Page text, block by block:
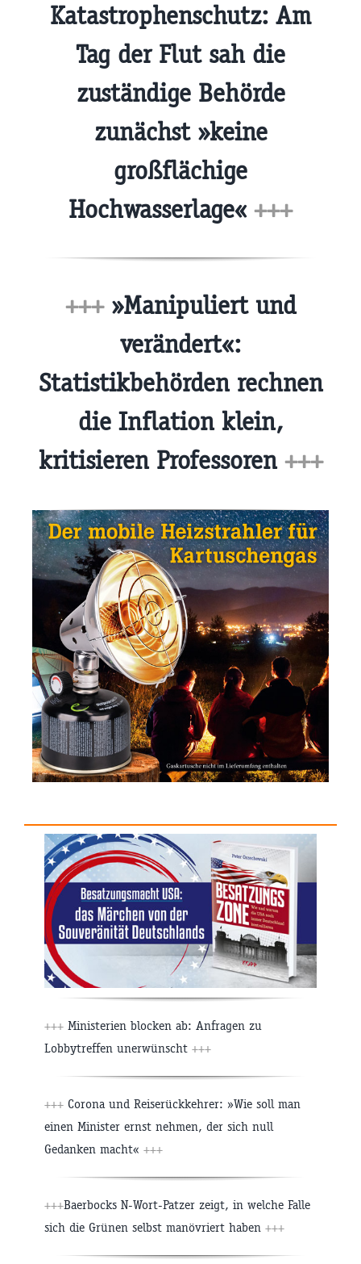
Katastrophenschutz: Am
Tag der Flut sah die
zuständige Behörde
zunächst »keine
großflächige
Hochwasserlage« +++
+++»Manipuliert und
verändert«:
Statistikbehörden rechnen
die Inflation klein,
kritisieren Professoren +++
+++ Ministerien blocken ab: Anfragen zu
Lobbytreffen unerwünscht +++
+++ Corona und Reiserückkehrer: »Wie soll man
einen Minister ernst nehmen, der sich null
Gedanken macht« +++
+++Baerbocks N-Wort-Patzer zeigt, in welche Falle
sich die Grünen selbst manövriert haben +++